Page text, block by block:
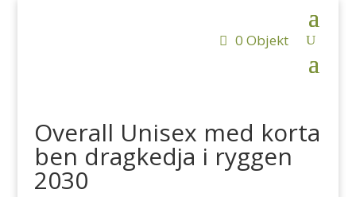
0 Objekt
Overall Unisex med korta
ben dragkedja i ryggen
2030